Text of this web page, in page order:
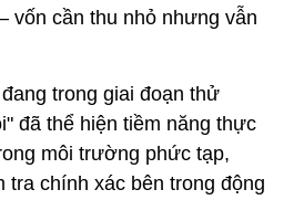
vốn cần thu nhỏ nhưng vẫn
trong giai đoạn thử
đã thể hiện tiềm năng thực
môi trường phức tạp,
tra chính xác bên trong động